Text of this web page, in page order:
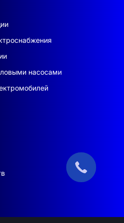
климата, переход на
энегрии
актуальным, но и крайне
для
аккумулятор AI-
энергии и
источником
насосами